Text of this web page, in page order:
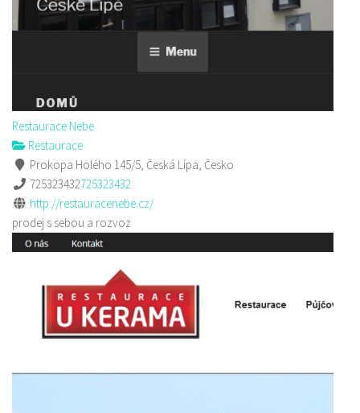
Restaurace Nebe
Restaurace
Prokopa Holého 145/5, Česká Lípa, Česko
725323432725323432
http://restauracenebe.cz/
prodej s sebou a rozvoz